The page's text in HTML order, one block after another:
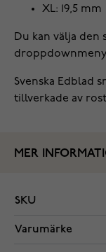
XL: 19,5 mm
Du kan välja den
Svenska Edblad
tillverkade av
MER
SKU
Varumärke